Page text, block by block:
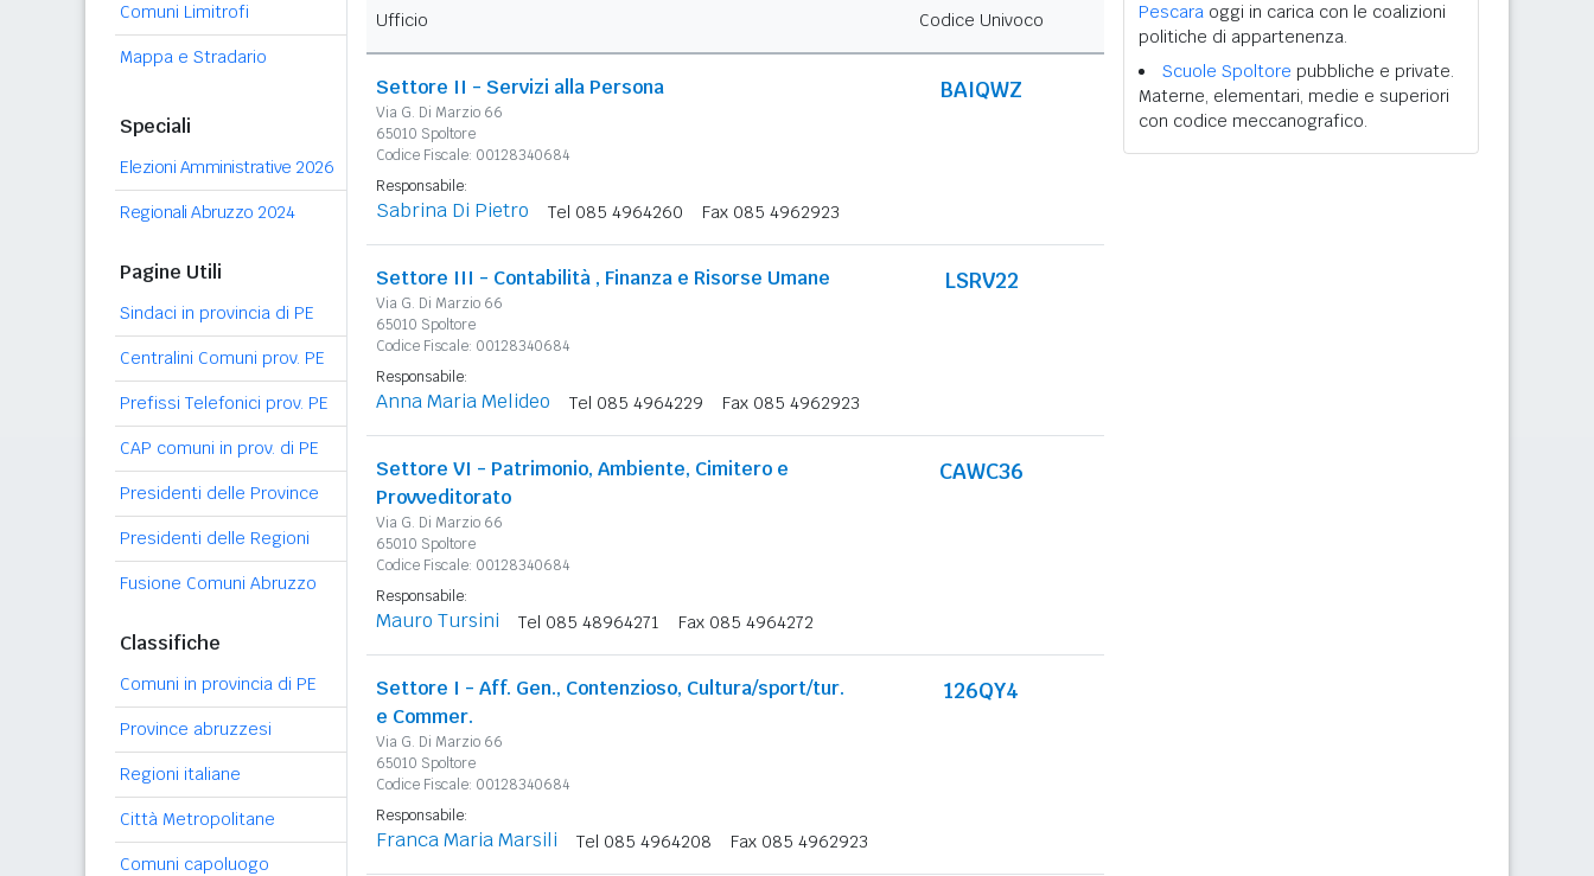
Comuni Limitrofi
Mappa e Stradario
Speciali
Elezioni Amministrative 2026
Regionali Abruzzo 2024
Pagine Utili
Sindaci in provincia di PE
Centralini Comuni prov. PE
Prefissi Telefonici prov. PE
CAP comuni in prov. di PE
Presidenti delle Province
Presidenti delle Regioni
Fusione Comuni Abruzzo
Classifiche
Comuni in provincia di PE
Province abruzzesi
Regioni italiane
Città Metropolitane
Comuni capoluogo
Ufficio Codice Univoco
Settore II - Servizi alla Persona
Via G. Di Marzio 66
65010 Spoltore
Codice Fiscale: 00128340684
BAIQWZ
Responsabile:
Sabrina Di Pietro Tel 085 4964260 Fax 085 4962923
Settore III - Contabilità , Finanza e Risorse Umane
Via G. Di Marzio 66
65010 Spoltore
Codice Fiscale: 00128340684
LSRV22
Responsabile:
Anna Maria Melideo Tel 085 4964229 Fax 085 4962923
Settore VI - Patrimonio, Ambiente, Cimitero e
Provveditorato
Via G. Di Marzio 66
65010 Spoltore
Codice Fiscale: 00128340684
CAWC36
Responsabile:
Mauro Tursini Tel 085 48964271 Fax 085 4964272
Settore I - Aff. Gen., Contenzioso, Cultura/sport/tur.
e Commer.
Via G. Di Marzio 66
65010 Spoltore
Codice Fiscale: 00128340684
126QY4
Responsabile:
Franca Maria Marsili Tel 085 4964208 Fax 085 4962923
Pescara oggi in carica con le coalizioni
politiche di appartenenza.
Scuole Spoltore pubbliche e private.
Materne, elementari, medie e superiori
con codice meccanografico.